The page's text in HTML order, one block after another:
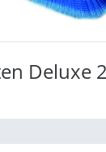
Deluxe